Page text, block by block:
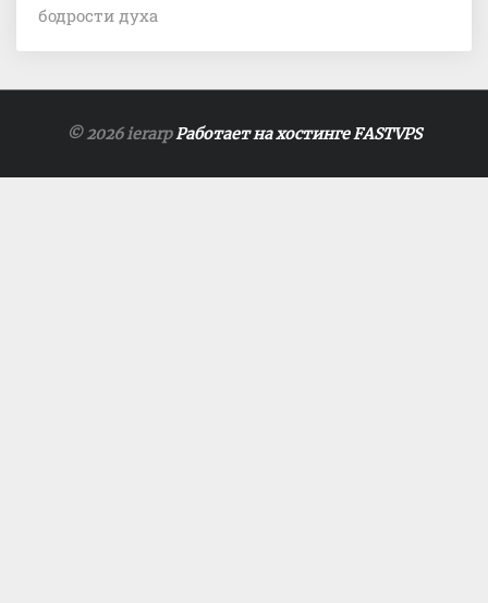
бодрости духа
© 2026 ierarpРаботает на хостинге FASTVPS